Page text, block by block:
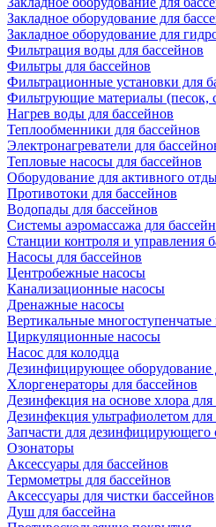
Закладное оборудование для
Закладное оборудование для
Фильтрация воды для бассейнов
Фильтры для бассейнов
Фильтрационные установки для
Фильтрующие материалы (песок,
Нагрев воды для бассейнов
Теплообменники для бассейнов
Электронагреватели для
Тепловые насосы для бассейнов
Оборудование для активного
Противотоки для бассейнов
Водопады для бассейнов
Системы аэромассажа для
Станции контроля и управления
Насосы для бассейнов
Центробежные насосы
Канализационные насосы
Дренажные насосы
Вертикальные многоступенчатые
Циркуляционные насосы
Насос для колодца
Дезинфицирующее оборудование
Хлоргенераторы для бассейнов
Дезинфекция на основе хлора для
Дезинфекция ультрафиолетом для
Запчасти для дезинфицирующего
Озонаторы
Аксессуары для бассейнов
Термометры для бассейнов
Аксессуары для чистки бассейнов
Душ для бассейна